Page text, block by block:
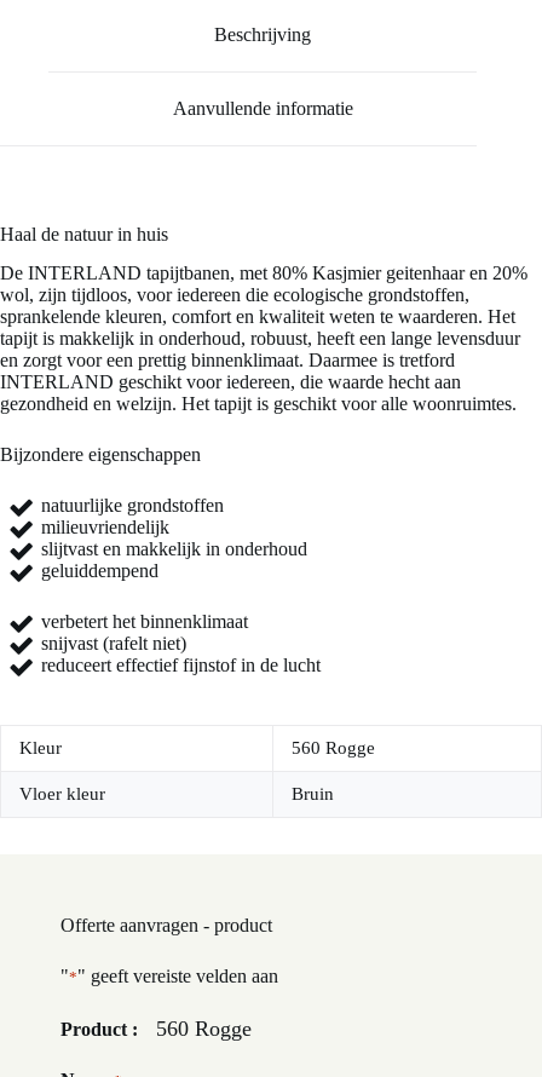
Beschrijving
Aanvullende informatie
Haal de natuur in huis
De INTERLAND tapijtbanen, met 80% Kasjmier geitenhaar en 20%
wol, zijn tijdloos, voor iedereen die ecologische grondstoffen,
sprankelende kleuren, comfort en kwaliteit weten te waarderen. Het
tapijt is makkelijk in onderhoud, robuust, heeft een lange levensduur
en zorgt voor een prettig binnenklimaat. Daarmee is tretford
INTERLAND geschikt voor iedereen, die waarde hecht aan
gezondheid en welzijn. Het tapijt is geschikt voor alle woonruimtes.
Bijzondere eigenschappen
natuurlijke grondstoffen
milieuvriendelijk
slijtvast en makkelijk in onderhoud
geluiddempend
verbetert het binnenklimaat
snijvast (rafelt niet)
reduceert effectief fijnstof in de lucht
Kleur 560 Rogge
Vloer kleur Bruin
Offerte aanvragen - product
"*" geeft vereiste velden aan
Product : 560 Rogge